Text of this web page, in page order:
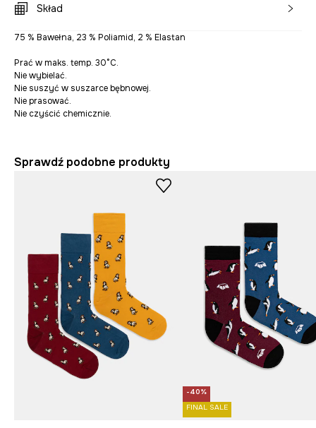
Skład
75 % Bawełna, 23 % Poliamid, 2 % Elastan
Prać w maks. temp. 30°C.
Nie wybielać.
Nie suszyć w suszarce bębnowej.
Nie prasować.
Nie czyścić chemicznie.
Sprawdź podobne produkty
-40%
FINAL SALE